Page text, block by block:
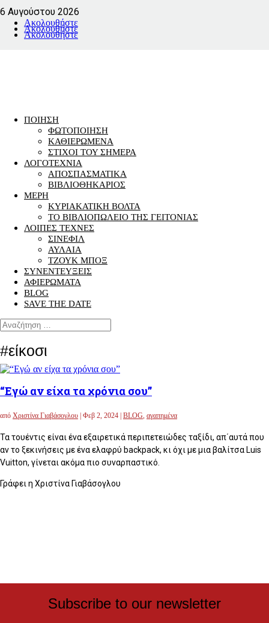
6 Αυγούστου 2026
Ακολουθήστε
Ακολουθήστε
Ακολουθήστε
ΠΟΙΗΣΗ
ΦΩΤΟΠΟΙΗΣΗ
ΚΑΘΙΕΡΩΜΕΝΑ
ΣΤΙΧΟΙ ΤΟΥ ΣΗΜΕΡΑ
ΛΟΓΟΤΕΧΝΙΑ
ΑΠΟΣΠΑΣΜΑΤΙΚΑ
ΒΙΒΛΙΟΘΗΚΑΡΙΟΣ
ΜΕΡΗ
ΚΥΡΙΑΚΑΤΙΚΗ ΒΟΛΤΑ
ΤΟ ΒΙΒΛΙΟΠΩΛΕΙΟ ΤΗΣ ΓΕΙΤΟΝΙΑΣ
ΛΟΙΠΕΣ ΤΕΧΝΕΣ
ΣΙΝΕΦΙΛ
ΑΥΛΑΙΑ
ΤΖΟΥΚ ΜΠΟΞ
ΣΥΝΕΝΤΕΥΞΕΙΣ
ΑΦΙΕΡΩΜΑΤΑ
BLOG
SAVE THE DATE
#είκοσι
“Εγώ αν είχα τα χρόνια σου”
από Χριστίνα Γιαβάσογλου | Φεβ 2, 2024 | BLOG αγαπημένα
Τα τουέντις είναι ένα εξαιρετικά περιπετειώδες ταξίδι, απ΄αυτά που
αν το ξεκινήσεις με ένα ελαφρύ backpack, κι όχι με μια βαλίτσα Luis
Vuitton, γίνεται ακόμα πιο συναρπαστικό.
Γράφει η Χριστίνα Γιαβάσογλου
Subscribe to our newsletter